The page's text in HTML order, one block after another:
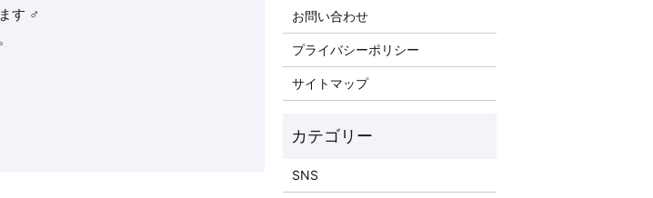
す ‍♂️
お問い合わせ
プライバシーポリシー
サイトマップ
SNS